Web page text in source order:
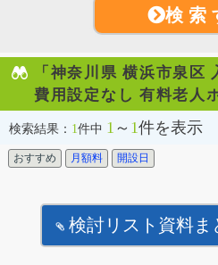
検 索
「神奈川県 横浜市泉区
費用設定なし 有料老人
検索結果： 1件中 1 ～ 1件を表示
おすすめ 月額料 開設日
検討リスト資料ま